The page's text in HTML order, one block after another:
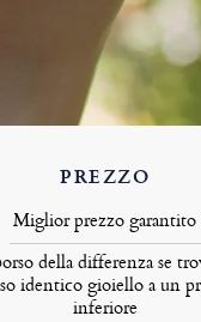
PREZZO
Miglior prezzo garantito
della differenza se
identico gioiello a un
inferiore